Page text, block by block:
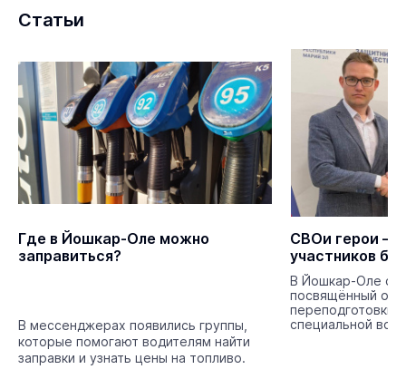
Статьи
Где в Йошкар-Оле можно
заправиться?
В мессенджерах появились группы,
которые помогают водителям найти
заправки и узнать цены на топливо.
СВОи герои –
участников
В Йошкар-Оле
посвящённый
переподготовки
специальной